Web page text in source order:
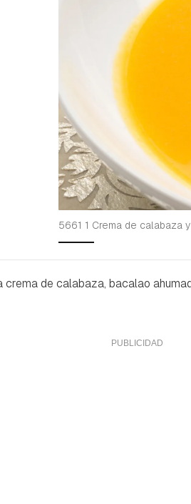
5661 1 Crema de calabaza
crema de calabaza, bacalao